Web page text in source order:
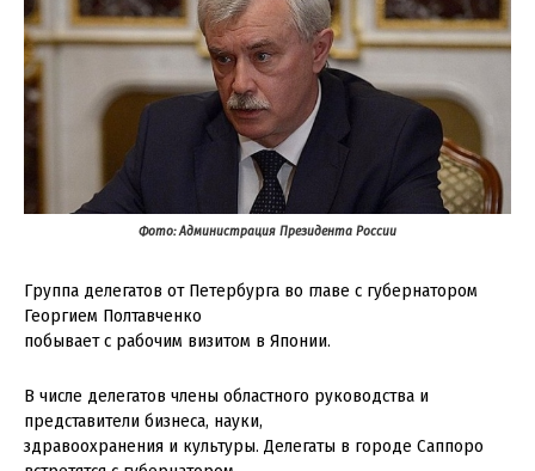
Фото: Администрация Президента России
Группа делегатов от Петербурга во главе с губернатором
Георгием Полтавченко
побывает с рабочим визитом в Японии.
В числе делегатов члены областного руководства и
представители бизнеса, науки,
здравоохранения и культуры. Делегаты в городе Саппоро